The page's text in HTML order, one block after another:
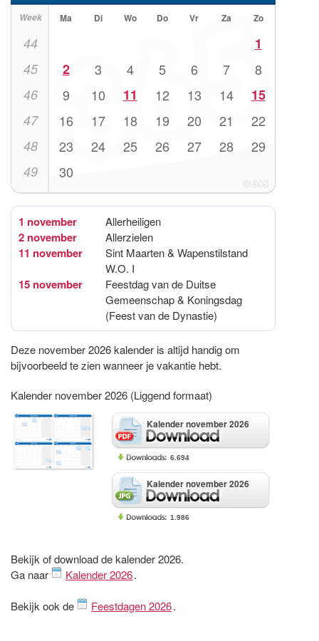
Week Ma Di Wo Do Vr Za Zo
44 1
45 2 3 4 5 6 7 8
46 9 10 11 12 13 14 15
47 16 17 18 19 20 21 22
48 23 24 25 26 27 28 29
49 30
1 november Allerheiligen
2 november Allerzielen
11 november
Sint Maarten & Wapenstilstand
W.O. I
15 november
Feestdag van de Duitse
Gemeenschap & Koningsdag
(Feest van de Dynastie)
Deze november 2026 kalender is altijd handig om
bijvoorbeeld te zien wanneer je vakantie hebt.
Kalender november 2026 (Liggend formaat)
Kalender november 2026
6.694
Kalender november 2026
1.986
Bekijk of download de kalender 2026.
Ga naar
Kalender 2026.
Bekijk ook de Feestdagen 2026.